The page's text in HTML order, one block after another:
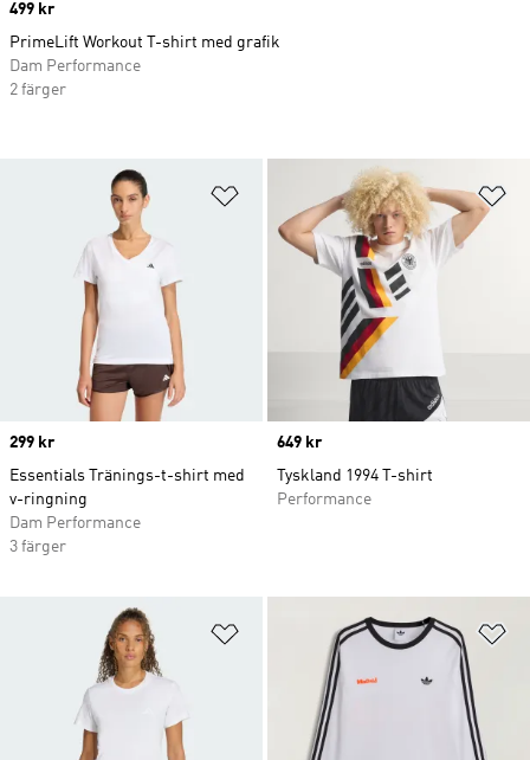
Lägg till på önskelistan
Price
299 kr
Essentials Tränings-t-shirt med
v-ringning
Dam Performance
3 färger
Price
649 kr
Tyskland 1994 T-shirt
Performance
Lägg till på önskelistan
Price
499 kr
PrimeLift Workout T-shirt med grafik
Dam Performance
2 färger